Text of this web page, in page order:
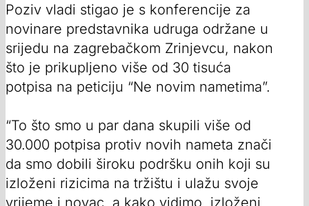
Poziv vladi stigao je s konferencije za
novinare predstavnika udruga održane u
srijedu na zagrebačkom Zrinjevcu, nakon
što je prikupljeno više od 30 tisuća
potpisa na peticiju “Ne novim nametima”.
“To što smo u par dana skupili više od
30.000 potpisa protiv novih nameta znači
da smo dobili široku podršku onih koji su
izloženi rizicima na tržištu i ulažu svoje
vrijeme i novac, a kako vidimo, izloženi